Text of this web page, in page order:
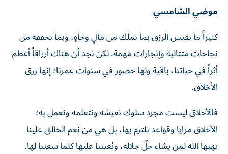
موضي الشامسي
كثيراً ما نقيس الرزق بما نملك من مالٍ وجاهٍ، وبما نحققه من
نجاحات متتالية وإنجازات مهمة. لكن نجد أن هناك أرزاقاً أعظم
أثراً في حياتنا، باقية ولها حضور في سنوات عمرنا؛ إنها رزق
الأخلاق.
فالأخلاق ليست مجرد سلوك نعيشه ونتعلمه ونعمل به؛
الأخلاق مزايا وقواعد نلتزم بها، بل هي من نعم الخالق علينا
يهبها الله لمن يشاء جلّ جلاله، ويُعيننا عليها كلما سعينا لها.